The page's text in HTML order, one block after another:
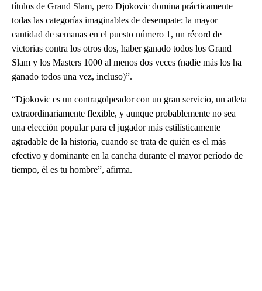
títulos de Grand Slam, pero Djokovic domina prácticamente
todas las categorías imaginables de desempate: la mayor
cantidad de semanas en el puesto número 1, un récord de
victorias contra los otros dos, haber ganado todos los Grand
Slam y los Masters 1000 al menos dos veces (nadie más los ha
ganado todos una vez, incluso)”.
“Djokovic es un contragolpeador con un gran servicio, un atleta
extraordinariamente flexible, y aunque probablemente no sea
una elección popular para el jugador más estilísticamente
agradable de la historia, cuando se trata de quién es el más
efectivo y dominante en la cancha durante el mayor período de
tiempo, él es tu hombre”, afirma.